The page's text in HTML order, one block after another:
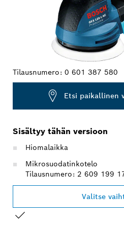
Tilausnumero: 0 601 387 580
Etsi paikallinen
Sisältyy tähän versioon
Hiomalaikka
Mikrosuodatinkotelo
Tilausnumero: 2 609 199
Valitse